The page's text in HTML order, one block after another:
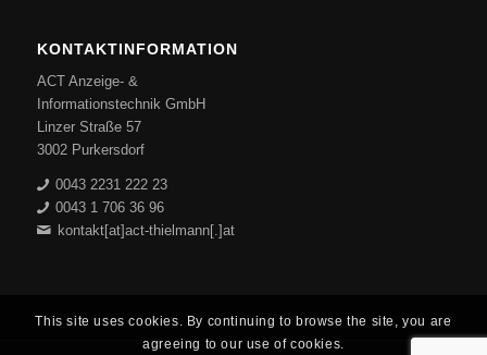
KONTAKTINFORMATION
ACT Anzeige- &
Informationstechnik GmbH
Linzer Straße 57
3002 Purkersdorf
0043 2231 222 23
0043 1 706 36 96
kontakt[at]act-thielmann[.]at
This site uses cookies. By continuing to browse the site, you are
agreeing to our use of cookies.